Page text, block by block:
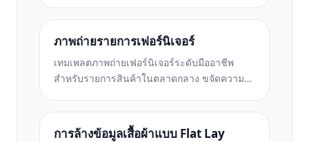
มอบภาพที่พร้อมสำหรับตลาดบนพื้นหลังที่สะอาด
ภาพถ่ายรายการเฟอร์นิเจอร์
เทมเพลตภาพถ่ายเฟอร์นิเจอร์ระดับมืออาชีพ
สำหรับรายการสินค้าในตลาดกลาง ขจัดความ
ส่วนบนพื้นหลังที่สะอาดตาหรือในบริบทของห้อง
ที่มีสไตล์
การล้างข้อมูลเสื้อผ้าแบบ Flat Lay